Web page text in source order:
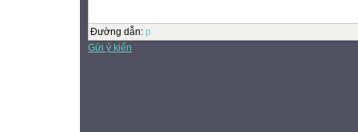
Đường dẫn: p
Gửi ý kiến